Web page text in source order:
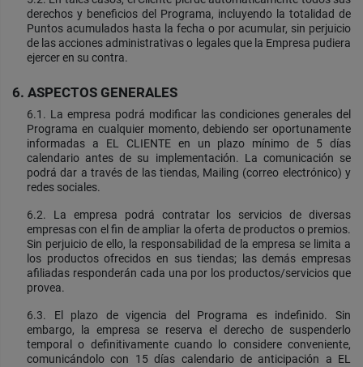
derechos y beneficios del Programa, incluyendo la totalidad de
Puntos acumulados hasta la fecha o por acumular, sin perjuicio
de las acciones administrativas o legales que la Empresa pudiera
ejercer en su contra.
6. ASPECTOS GENERALES
6.1. La empresa podrá modificar las condiciones generales del
Programa en cualquier momento, debiendo ser oportunamente
informadas a EL CLIENTE en un plazo mínimo de 5 días
calendario antes de su implementación. La comunicación se
podrá dar a través de las tiendas, Mailing (correo electrónico) y
redes sociales.
6.2. La empresa podrá contratar los servicios de diversas
empresas con el fin de ampliar la oferta de productos o premios.
Sin perjuicio de ello, la responsabilidad de la empresa se limita a
los productos ofrecidos en sus tiendas; las demás empresas
afiliadas responderán cada una por los productos/servicios que
provea.
6.3. El plazo de vigencia del Programa es indefinido. Sin
embargo, la empresa se reserva el derecho de suspenderlo
temporal o definitivamente cuando lo considere conveniente,
comunicándolo con 15 días calendario de anticipación a EL